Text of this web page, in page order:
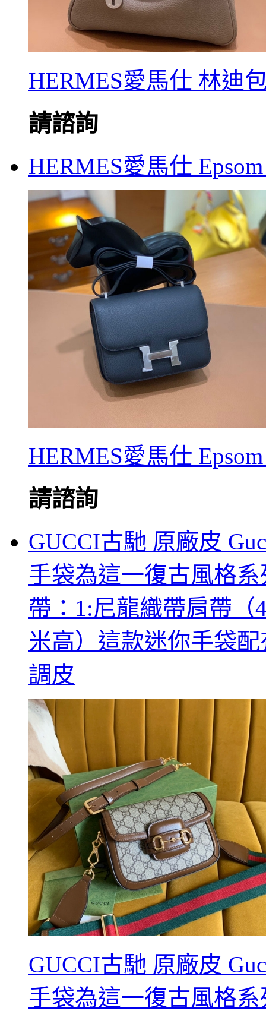
HERMES愛馬仕 林迪
請諮詢
HERMES愛馬仕
HERMES愛馬仕
請諮詢
GUCCI古馳 原廠皮
手袋為這一復古風格
帶：1:尼龍織帶肩帶（
米高）這款迷你手袋
調皮
GUCCI古馳 原廠皮
手袋為這一復古風格